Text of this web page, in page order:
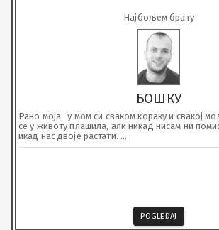
Најбољем брату
БОШКУ
Рано моја,  у мом си сваком кораку и свакој
се у животу плашила, али никад нисам ни
икад нас двоје растати.
Недостајеш ми више него што ријечи могу
POGLEDAJ